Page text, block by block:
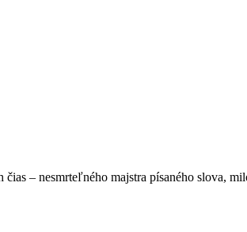
– nesmrteľného majstra písaného slova,